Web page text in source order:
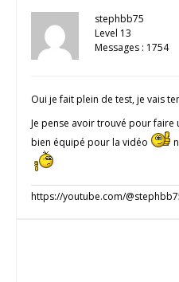
stephbb75
Level 13
Messages : 1754
Oui je fait plein de test, je vais
Je pense avoir trouvé pour faire
bien équipé pour la vidéo
https://youtube.com/